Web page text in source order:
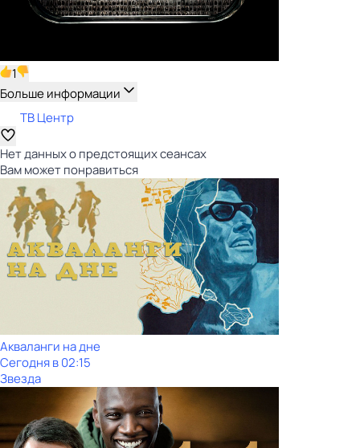
1
Больше информации
ТВ Центр
Нет данных о предстоящих сеансах
Вам может понравиться
Акваланги на дне
Сегодня в 02:15
Звезда